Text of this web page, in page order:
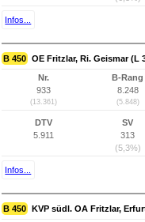
Infos...
B 450 OE Fritzlar, Ri. Geismar (L
Nr.
933
(13.361)
B-Rang
8.248
(5.848)
DTV
5.911
SV
313
(5,3%)
Infos...
B 450 KVP südl. OA Fritzlar,